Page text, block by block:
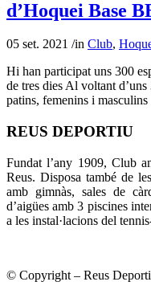
d’Hoquei Base
05 set. 2021 /in Club,
Hi han participat uns 300
de tres dies Al voltant
patins, femenins i
REUS DEPORTIU
Fundat l’any 1909, Club
Reus. Disposa també de
amb gimnàs, sales de
d’aigües amb 3 piscines
a les instal·lacions del
© Copyright – Reus